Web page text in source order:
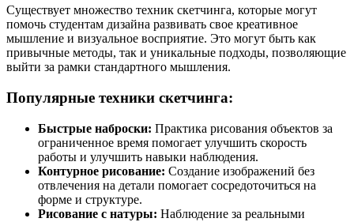
Существует множество техник скетчинга, которые могут
помочь студентам дизайна развивать свое креативное
мышление и визуальное восприятие. Это могут быть как
привычные методы, так и уникальные подходы, позволяющие
выйти за рамки стандартного мышления.
Популярные техники скетчинга:
Быстрые наброски: Практика рисования объектов за
ограниченное время помогает улучшить скорость
работы и улучшить навыки наблюдения.
Контурное рисование: Создание изображений без
отвлечения на детали помогает сосредоточиться на
форме и структуре.
Рисование с натуры: Наблюдение за реальными